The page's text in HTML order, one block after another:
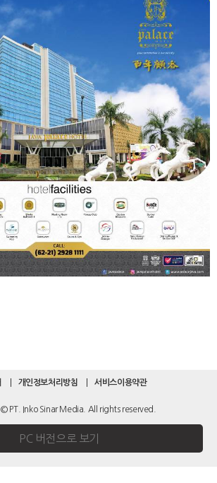
개인정보처리방침 서비스이용약관
PT. Inko Sinar Media. All rights reserved.
PC 버전으로 보기